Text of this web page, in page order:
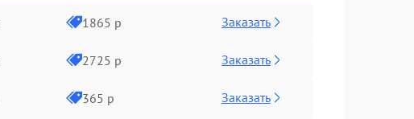
1865 р Заказать
2725 р Заказать
365 р Заказать